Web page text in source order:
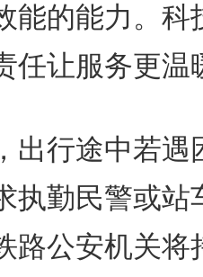
能的能力。科
任让服务更温
行途中若遇
执勤民警或站
路公安机关将